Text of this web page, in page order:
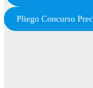
Pliego Concurso